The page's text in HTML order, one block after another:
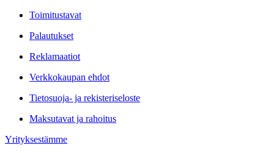
Toimitustavat
Palautukset
Reklamaatiot
Verkkokaupan ehdot
Tietosuoja- ja rekisteriseloste
Maksutavat ja rahoitus
Yrityksestämme